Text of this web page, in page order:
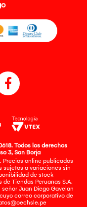
Todos los derechos
3, San Borja
Precios online publicados
sujetos a variaciones sin
de stock
Tiendas Peruanas S.A.
Juan Diego Gavelan
correo corporativo de